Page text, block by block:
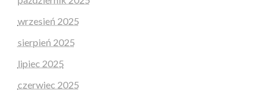
wrzesień 2025
sierpień 2025
lipiec 2025
czerwiec 2025